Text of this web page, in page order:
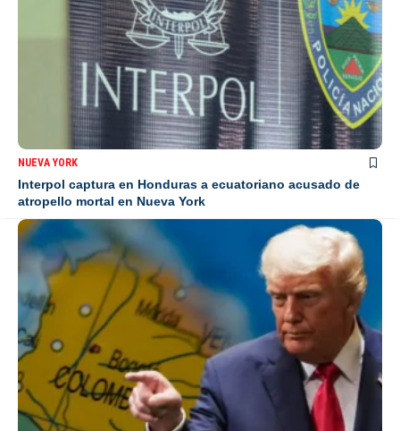
NUEVA YORK
Interpol captura en Honduras a ecuatoriano acusado de
atropello mortal en Nueva York